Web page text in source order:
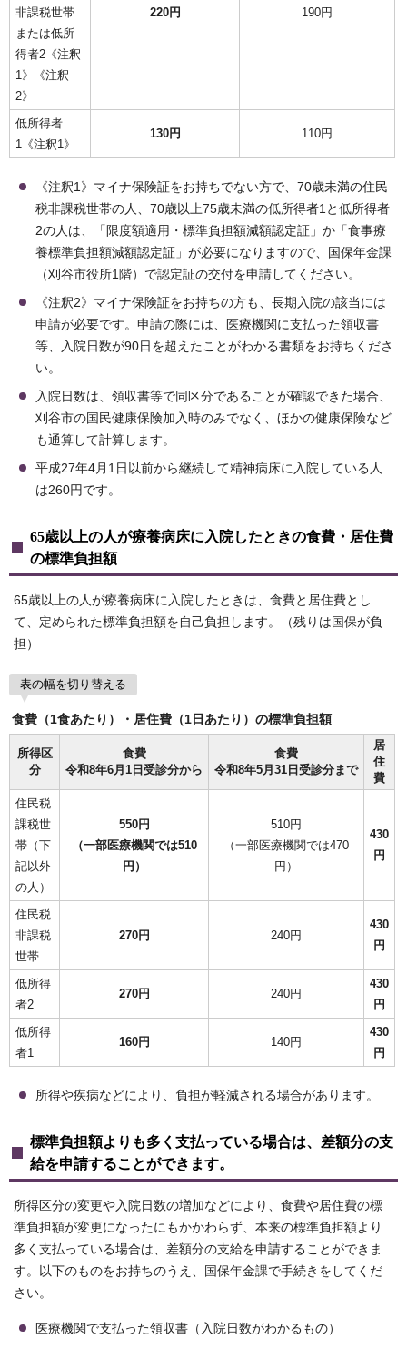
非課税世帯
または低所
得者2《注釈
1》《注釈
2》
220円 190円
低所得者
1《注釈1》
130円 110円
《注釈1》マイナ保険証をお持ちでない方で、70歳未満の住民
税非課税世帯の人、70歳以上75歳未満の低所得者1と低所得者
2の人は、「限度額適用・標準負担額減額認定証」か「食事療
養標準負担額減額認定証」が必要になりますので、国保年金課
（刈谷市役所1階）で認定証の交付を申請してください。
《注釈2》マイナ保険証をお持ちの方も、長期入院の該当には
申請が必要です。申請の際には、医療機関に支払った領収書
等、入院日数が90日を超えたことがわかる書類をお持ちくださ
い。
入院日数は、領収書等で同区分であることが確認できた場合、
刈谷市の国民健康保険加入時のみでなく、ほかの健康保険など
も通算して計算します。
平成27年4月1日以前から継続して精神病床に入院している人
は260円です。
65歳以上の人が療養病床に入院したときの食費・居住費
の標準負担額
65歳以上の人が療養病床に入院したときは、食費と居住費とし
て、定められた標準負担額を自己負担します。（残りは国保が負
担）
表の幅を切り替える
食費（1食あたり）・居住費（1日あたり）の標準負担額
所得区
分
食費
令和8年6月1日受診分から
食費
令和8年5月31日受診分まで
居
住
費
住民税
課税世
帯（下
記以外
の人）
550円
（一部医療機関では510
円）
510円
（一部医療機関では470
円）
430
円
住民税
非課税
世帯
270円 240円
430
円
低所得
者2
270円 240円
430
円
低所得
者1
160円 140円
430
円
所得や疾病などにより、負担が軽減される場合があります。
標準負担額よりも多く支払っている場合は、差額分の支
給を申請することができます。
所得区分の変更や入院日数の増加などにより、食費や居住費の標
準負担額が変更になったにもかかわらず、本来の標準負担額より
多く支払っている場合は、差額分の支給を申請することができま
す。以下のものをお持ちのうえ、国保年金課で手続きをしてくだ
さい。
医療機関で支払った領収書（入院日数がわかるもの）